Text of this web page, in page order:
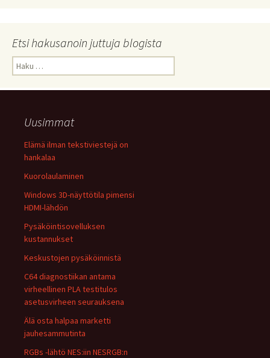
Etsi hakusanoin juttuja blogista
Haku:
Uusimmat
Elämä ilman tekstiviestejä on
hankalaa
Kuorolaulaminen
Windows 3D-näyttötila pimensi
HDMI-lähdön
Pysäköintisovelluksen
kustannukset
Keskustojen pysäköinnistä
C64 diagnostiikan antama
virheellinen PLA testitulos
asetusvirheen seurauksena
Älä osta halpaa marketti
jauhesammutinta
RGBs -lähtö NES:iin NESRGB:n